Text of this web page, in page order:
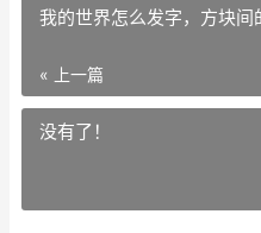
我的世界怎么发字，方块间
« 上一篇
没有了！